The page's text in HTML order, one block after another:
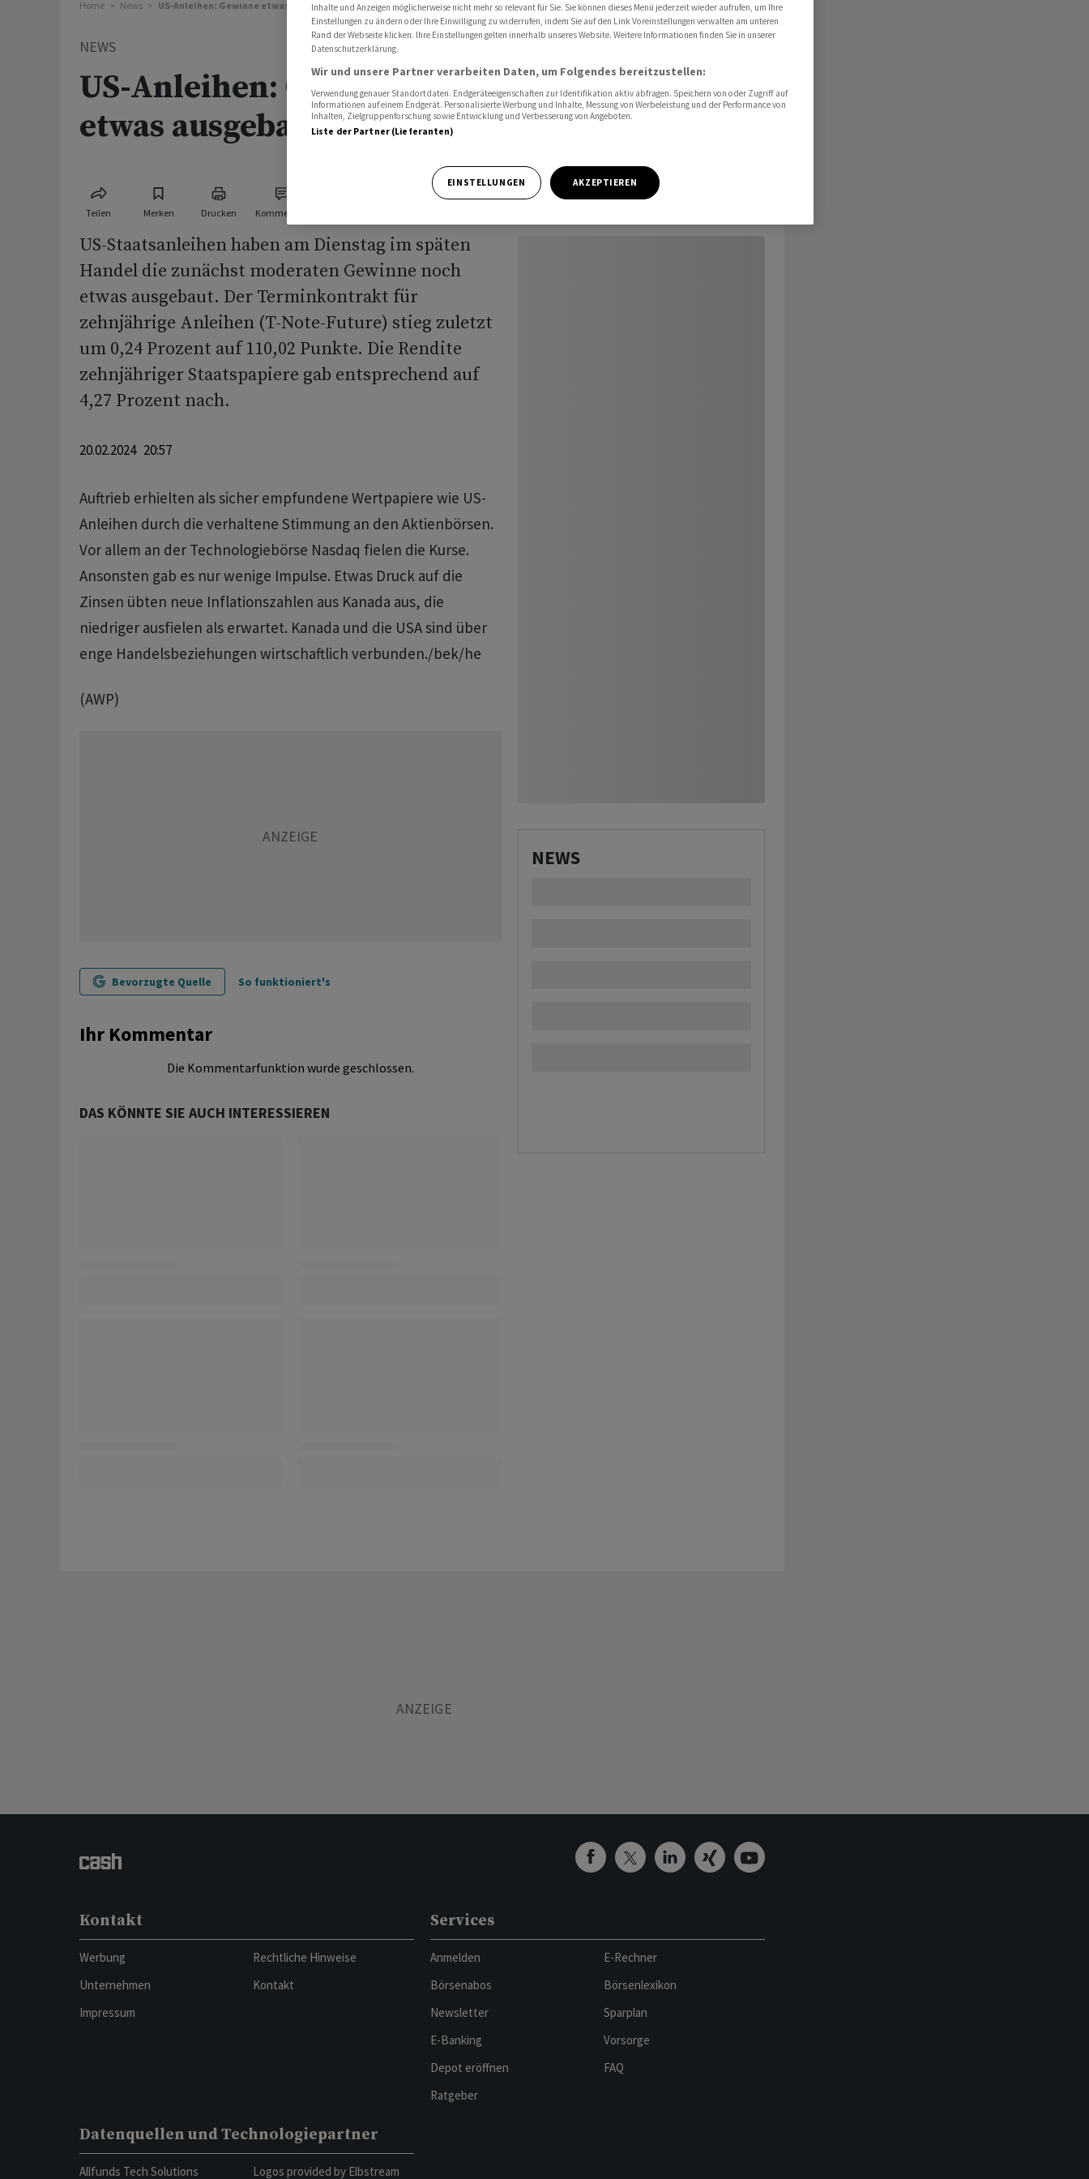
Home News US-Anleihen: Gewinne etwas ausgebaut
NEWS
US-Anleihen: Gewinne
etwas ausgebaut
Teilen Merken Drucken Kommentare
US-Staatsanleihen haben am Dienstag im späten
Handel die zunächst moderaten Gewinne noch
etwas ausgebaut. Der Terminkontrakt für
zehnjährige Anleihen (T-Note-Future) stieg zuletzt
um 0,24 Prozent auf 110,02 Punkte. Die Rendite
zehnjähriger Staatspapiere gab entsprechend auf
4,27 Prozent nach.
20.02.2024 20:57
Auftrieb erhielten als sicher empfundene Wertpapiere wie US-
Anleihen durch die verhaltene Stimmung an den Aktienbörsen.
Vor allem an der Technologiebörse Nasdaq fielen die Kurse.
Ansonsten gab es nur wenige Impulse. Etwas Druck auf die
Zinsen übten neue Inflationszahlen aus Kanada aus, die
niedriger ausfielen als erwartet. Kanada und die USA sind über
enge Handelsbeziehungen wirtschaftlich verbunden./bek/he
(AWP)
Bevorzugte Quelle So funktioniert's
Ihr Kommentar
Die Kommentarfunktion wurde geschlossen.
DAS KÖNNTE SIE AUCH INTERESSIEREN
NEWS
Kontakt
Werbung
Unternehmen
Impressum
Rechtliche Hinweise
Kontakt
Services
Anmelden
Börsenabos
Newsletter
E-Banking
Depot eröffnen
Ratgeber
E-Rechner
Börsenlexikon
Sparplan
Vorsorge
FAQ
Datenquellen und Technologiepartner
Allfunds Tech Solutions
Logos provided by Elbstream
Inhalte und Anzeigen möglicherweise nicht mehr so relevant für Sie. Sie können dieses Menü jederzeit wieder aufrufen, um Ihre
Einstellungen zu ändern oder Ihre Einwilligung zu widerrufen, indem Sie auf den Link Voreinstellungen verwalten am unteren
Rand der Webseite klicken. Ihre Einstellungen gelten innerhalb unseres Website. Weitere Informationen finden Sie in unserer
Datenschutzerklärung.
Wir und unsere Partner verarbeiten Daten, um Folgendes bereitzustellen:
Verwendung genauer Standortdaten. Endgeräteeigenschaften zur Identifikation aktiv abfragen. Speichern von oder Zugriff auf
Informationen auf einem Endgerät. Personalisierte Werbung und Inhalte, Messung von Werbeleistung und der Performance von
Inhalten, Zielgruppenforschung sowie Entwicklung und Verbesserung von Angeboten.
Liste der Partner (Lieferanten)
EINSTELLUNGEN AKZEPTIEREN